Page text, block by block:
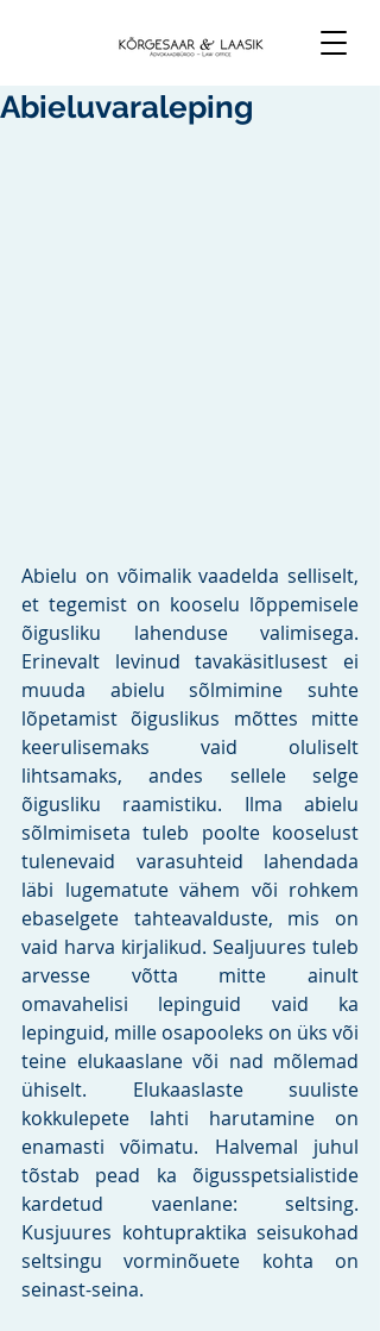
Abieluvaraleping
Abielu on võimalik vaadelda selliselt,
et tegemist on kooselu lõppemisele
õigusliku lahenduse valimisega.
Erinevalt levinud tavakäsitlusest ei
muuda abielu sõlmimine suhte
lõpetamist õiguslikus mõttes mitte
keerulisemaks vaid oluliselt
lihtsamaks, andes sellele selge
õigusliku raamistiku. Ilma abielu
sõlmimiseta tuleb poolte kooselust
tulenevaid varasuhteid lahendada
läbi lugematute vähem või rohkem
ebaselgete tahteavalduste, mis on
vaid harva kirjalikud. Sealjuures tuleb
arvesse võtta mitte ainult
omavahelisi lepinguid vaid ka
lepinguid, mille osapooleks on üks või
teine elukaaslane või nad mõlemad
ühiselt. Elukaaslaste suuliste
kokkulepete lahti harutamine on
enamasti võimatu. Halvemal juhul
tõstab pead ka õigusspetsialistide
kardetud vaenlane: seltsing.
Kusjuures kohtupraktika seisukohad
seltsingu vorminõuete kohta on
seinast-seina.